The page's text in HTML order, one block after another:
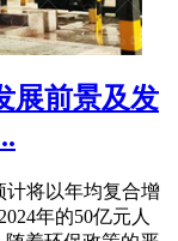
展前景及发
将以年均复合增
年的50亿元人